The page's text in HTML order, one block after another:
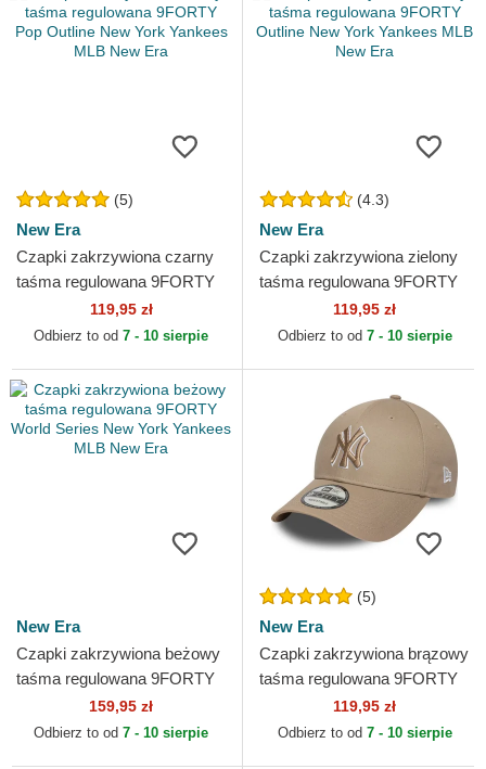
(5)
New Era
Czapki zakrzywiona czarny
taśma regulowana 9FORTY
Pop Outline New York
Yankees MLB New Era
119,95 zł
Odbierz to od 7 - 10 sierpie
(4.3)
New Era
Czapki zakrzywiona zielony
taśma regulowana 9FORTY
Outline New York Yankees
MLB New Era
119,95 zł
Odbierz to od 7 - 10 sierpie
New Era
Czapki zakrzywiona beżowy
taśma regulowana 9FORTY
World Series New York
Yankees MLB New Era
159,95 zł
Odbierz to od 7 - 10 sierpie
(5)
New Era
Czapki zakrzywiona brązowy
taśma regulowana 9FORTY
Outline New York Yankees
MLB New Era
119,95 zł
Odbierz to od 7 - 10 sierpie